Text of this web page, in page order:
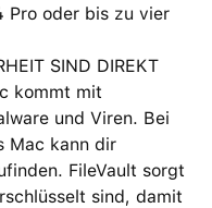
Pro oder bis zu vier
SIND DIREKT
kommt mit
und Viren. Bei
Mac kann dir
FileVault sorgt
sind, damit